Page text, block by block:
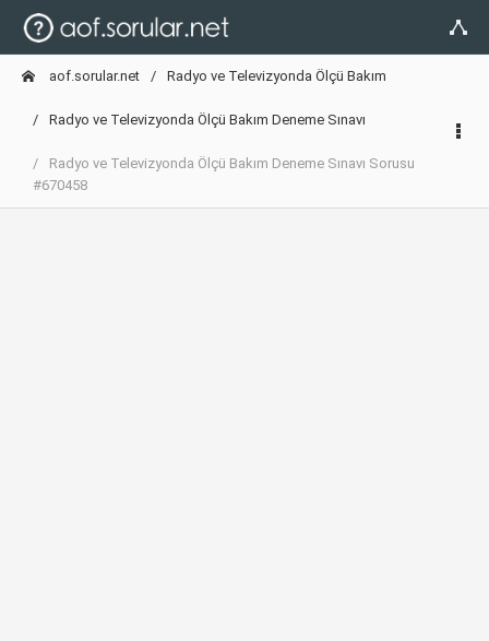
aof.sorular.net Radyo ve Televizyonda Ölçü Bakım
Radyo ve Televizyonda Ölçü Bakım Deneme Sınavı
Radyo ve Televizyonda Ölçü Bakım Deneme Sınavı Sorusu
#670458